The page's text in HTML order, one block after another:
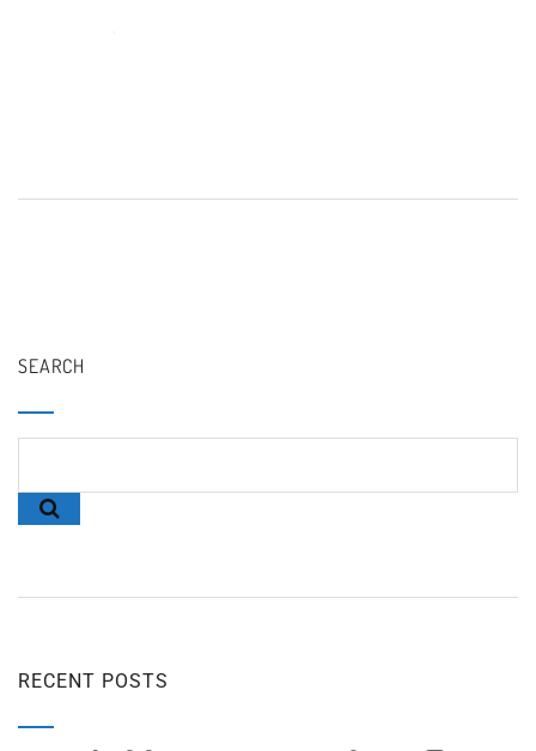
SEARCH
RECENT POSTS